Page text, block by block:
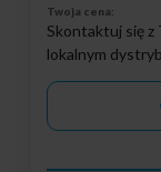
Twoja cena:
Skontaktuj się z
lokalnym